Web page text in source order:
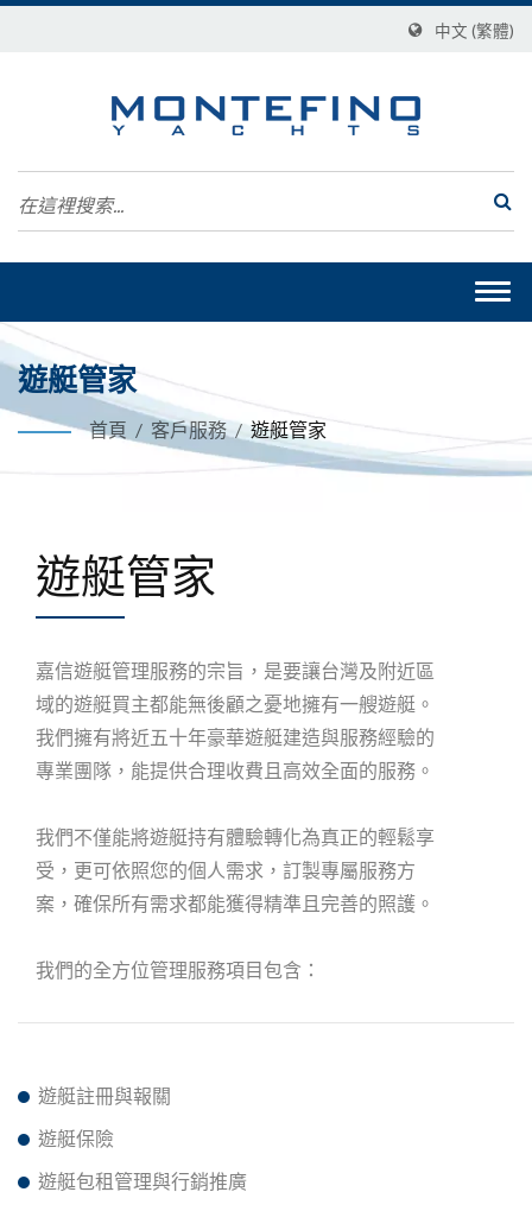
中文 (繁體)
遊艇管家
首頁 / 客戶服務 / 遊艇管家
遊艇管家
嘉信遊艇管理服務的宗旨，是要讓台灣及附近區
域的遊艇買主都能無後顧之憂地擁有一艘遊艇。
我們擁有將近五十年豪華遊艇建造與服務經驗的
專業團隊，能提供合理收費且高效全面的服務。
我們不僅能將遊艇持有體驗轉化為真正的輕鬆享
受，更可依照您的個人需求，訂製專屬服務方
案，確保所有需求都能獲得精準且完善的照護。
我們的全方位管理服務項目包含：
遊艇註冊與報關
遊艇保險
遊艇包租管理與行銷推廣